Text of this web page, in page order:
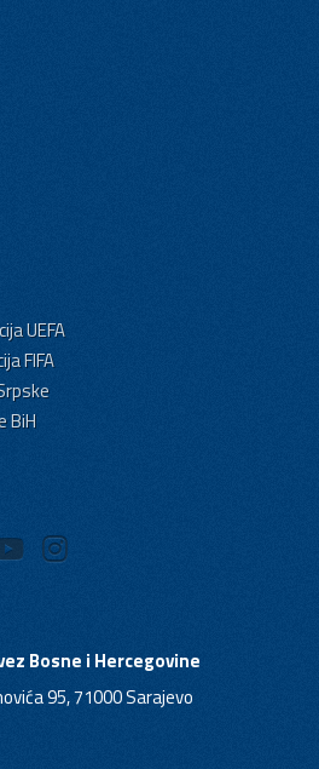
UEFA
FIFA
BiH
Bosne i Hercegovine
95, 71000 Sarajevo